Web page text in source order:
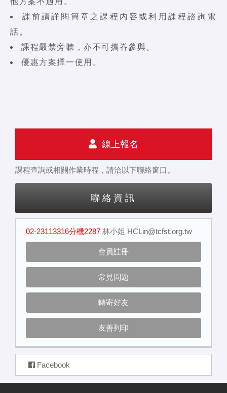
課前請詳閱簡章之課程內容或利用課程諮詢電
話。
課程嚴禁旁聽，亦不可攜眷參與。
優惠方案擇一使用。
線上報名
課程查詢或相關作業時程，請洽以下聯絡窗口。
聯絡資訊
02-23113316分機2287 林小姐 HCLin@tcfst.org.tw
會員註冊
常見問題
轉寄好友
友善列印
Facebook